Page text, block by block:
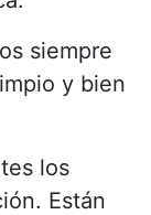
siempre
y bien
los
Están